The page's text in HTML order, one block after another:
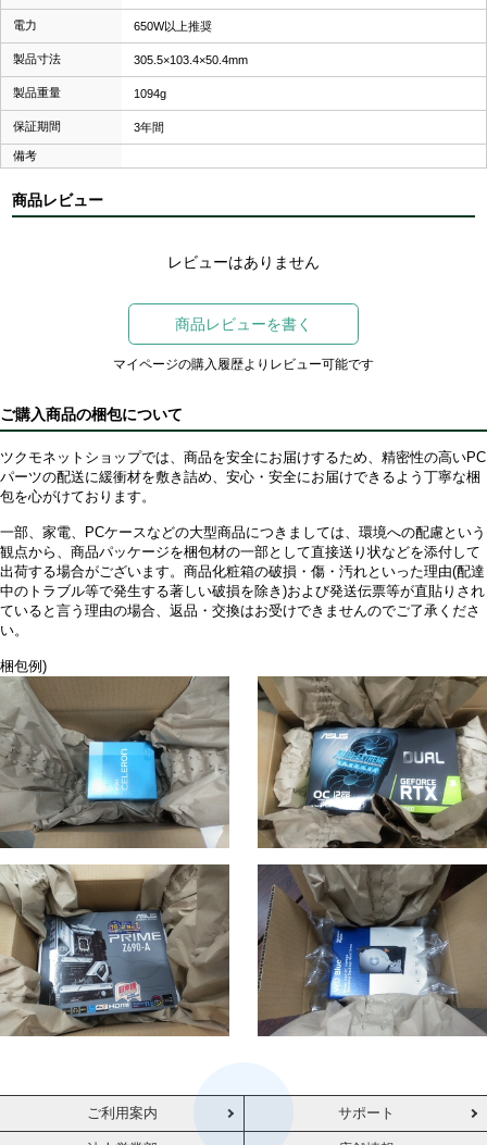
電力 650W以上推奨
製品寸法 305.5×103.4×50.4mm
製品重量 1094g
保証期間 3年間
備考
商品レビュー
レビューはありません
商品レビューを書く
マイページの購入履歴よりレビュー可能です
ご購入商品の梱包について
ツクモネットショップでは、商品を安全にお届けするため、精密性の高いPC
パーツの配送に緩衝材を敷き詰め、安心・安全にお届けできるよう丁寧な梱
包を心がけております。
一部、家電、PCケースなどの大型商品につきましては、環境への配慮という
観点から、商品パッケージを梱包材の一部として直接送り状などを添付して
出荷する場合がございます。商品化粧箱の破損・傷・汚れといった理由(配達
中のトラブル等で発生する著しい破損を除き)および発送伝票等が直貼りされ
ていると言う理由の場合、返品・交換はお受けできませんのでご了承くださ
い。
梱包例)
ご利用案内 サポート